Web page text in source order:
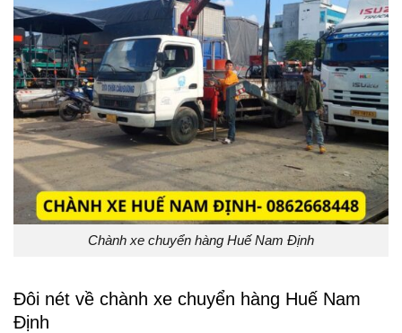
Chành xe chuyển hàng Huế Nam Định
Đôi nét về chành xe chuyển hàng Huế Nam
Định